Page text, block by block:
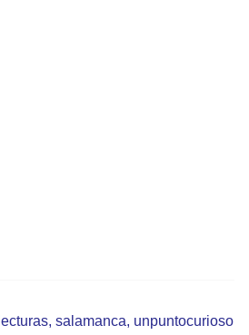
lecturas, salamanca, unpuntocurioso